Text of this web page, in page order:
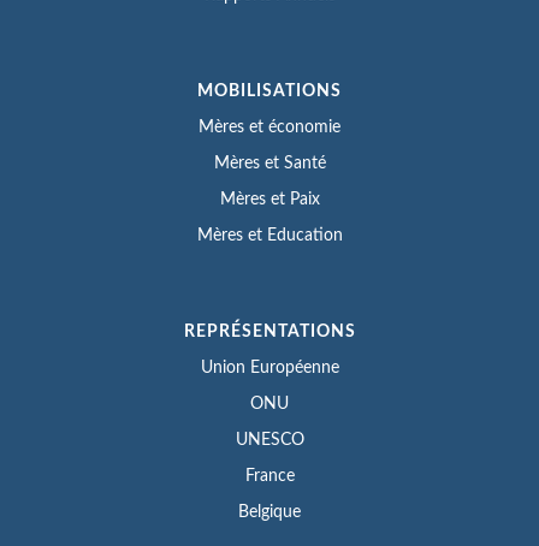
MOBILISATIONS
Mères et économie
Mères et Santé
Mères et Paix
Mères et Education
REPRÉSENTATIONS
Union Européenne
ONU
UNESCO
France
Belgique